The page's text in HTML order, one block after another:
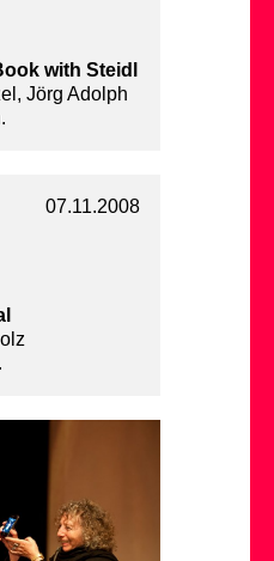
with Steidl
Jörg Adolph
07.11.2008